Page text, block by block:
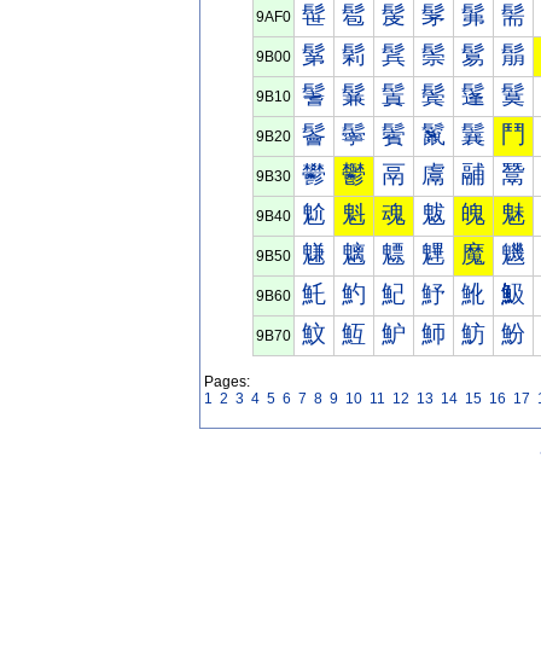
9AF0 髰 髱 髲 髳 髴 髵
9B00 鬀 鬁 鬂 鬃 鬄 鬅
9B10 鬐 鬑 鬒 鬓 鬔 鬕
9B20 鬠 鬡 鬢 鬣 鬤 鬥
9B30 鬰 鬱 鬲 鬳 鬴 鬵
9B40 魀 魁 魂 魃 魄 魅
9B50 魐 魑 魒 魓 魔 魕
9B60 魠 魡 魢 魣 魤 魥
9B70 魰 魱 魲 魳 魴 魵
Pages:
1 2 3 4 5 6 7 8 9 10 11 12 13 14 15 16 17